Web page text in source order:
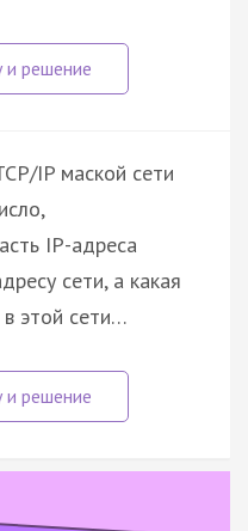
IP маской сети
IP-адреса
сети, а какая
этой сети…